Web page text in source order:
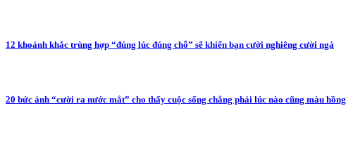
12 khoảnh khắc trùng hợp “đúng lúc đúng chỗ” sẽ khiến bạn cười nghiêng cười ngả
20 bức ảnh “cười ra nước mắt” cho thấy cuộc sống chẳng phải lúc nào cũng màu hồng